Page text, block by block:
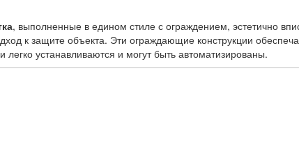
, выполненные в едином стиле с ограждением, эстетично
к защите объекта. Эти ограждающие конструкции
устанавливаются и могут быть автоматизированы.